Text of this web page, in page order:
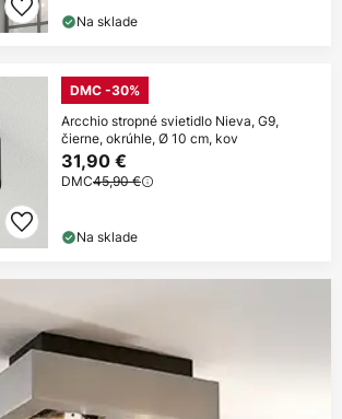
Na sklade
DMC -30%
Arcchio stropné svietidlo Nieva, G9,
čierne, okrúhle, Ø 10 cm, kov
31,90 €
DMC45,90 €
Na sklade